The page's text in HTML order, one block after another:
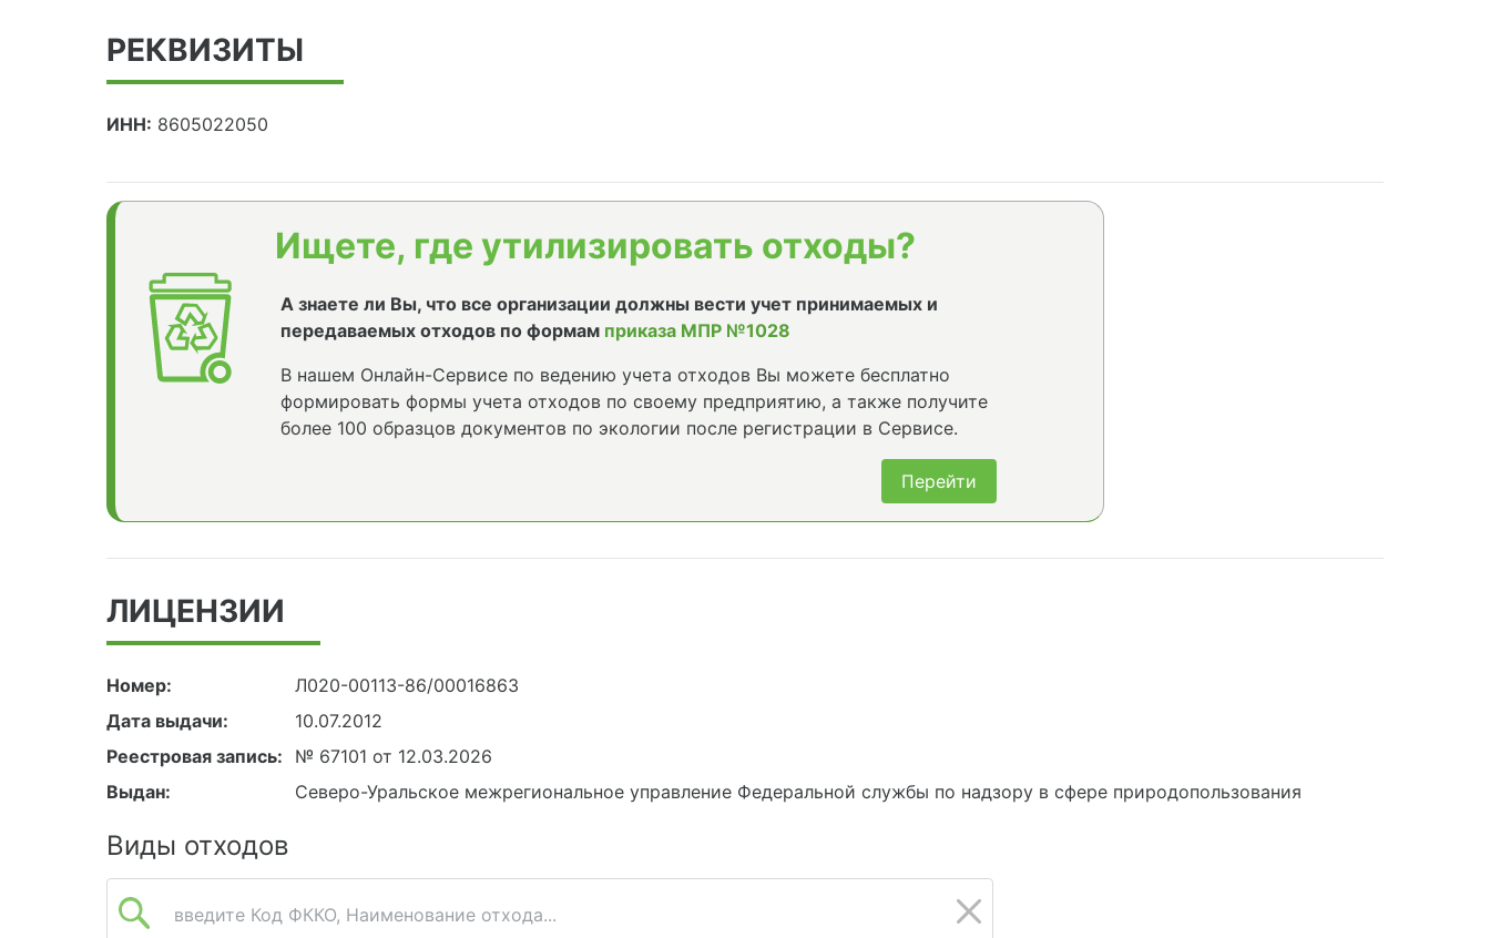
РЕКВИЗИТЫ
ИНН: 8605022050
Ищете, где утилизировать отходы?
А знаете ли Вы, что все организации должны вести учет принимаемых и
передаваемых отходов по формам приказа МПР №1028
В нашем Онлайн-Сервисе по ведению учета отходов Вы можете бесплатно
формировать формы учета отходов по своему предприятию, а также получите
более 100 образцов документов по экологии после регистрации в Сервисе.
Перейти
ЛИЦЕНЗИИ
Номер:
Л020-00113-86/00016863
Дата выдачи:
10.07.2012
Реестровая запись:
№ 67101 от 12.03.2026
Выдан:
Северо-Уральское межрегиональное управление Федеральной службы по надзору в сфере природопользования
Виды отходов
введите Код ФККО, Наименование отхода...